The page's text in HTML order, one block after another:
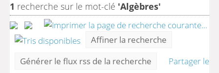
1 recherche sur le mot-clé 'Algèbres'
Affiner la recherche
Générer le flux rss de la recherche
Partager le